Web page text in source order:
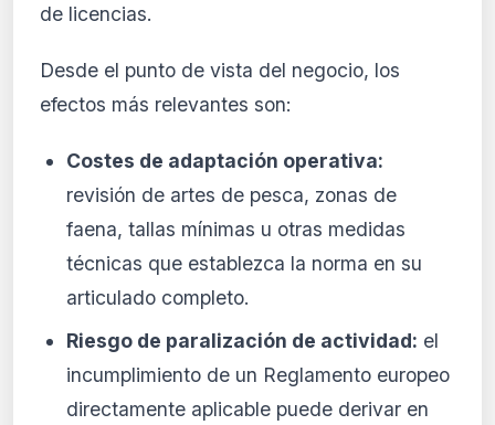
de licencias.
Desde el punto de vista del negocio, los
efectos más relevantes son:
Costes de adaptación operativa:
revisión de artes de pesca, zonas de
faena, tallas mínimas u otras medidas
técnicas que establezca la norma en su
articulado completo.
Riesgo de paralización de actividad: el
incumplimiento de un Reglamento europeo
directamente aplicable puede derivar en